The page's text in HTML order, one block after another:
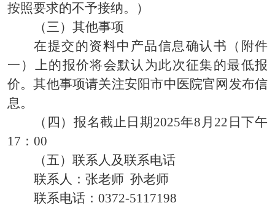
按照要求的不予接纳。）
（三） 其他事项
在提交的资料中产品信息确认书（附件
一）上的报价将会默认为此次征集的最低报
价。其他事项请关注安阳市中医院官网发布信
息。
（四） 报名截止日期2025年8 月 22 日下午
17：00
（五） 联系人及联系电话
联系人： 张老师 孙老师
联系电话： 0372-5117198